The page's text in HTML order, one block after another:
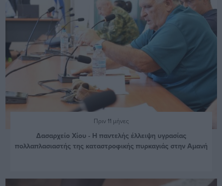
Πριν 11 μήνες
Δασαρχείο Χίου - Η παντελής έλλειψη υγρασίας
πολλαπλασιαστής της καταστροφικής πυρκαγιάς στην Αμανή